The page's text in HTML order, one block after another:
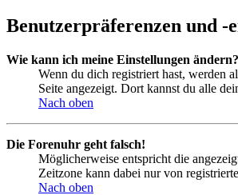
Benutzerpräferenzen und -
Wie kann ich meine Einstellungen ändern?
Wenn du dich registriert hast, werden
Seite angezeigt. Dort kannst du alle
Nach oben
Die Forenuhr geht falsch!
Möglicherweise entspricht die
Zeitzone kann dabei nur von
Nach oben